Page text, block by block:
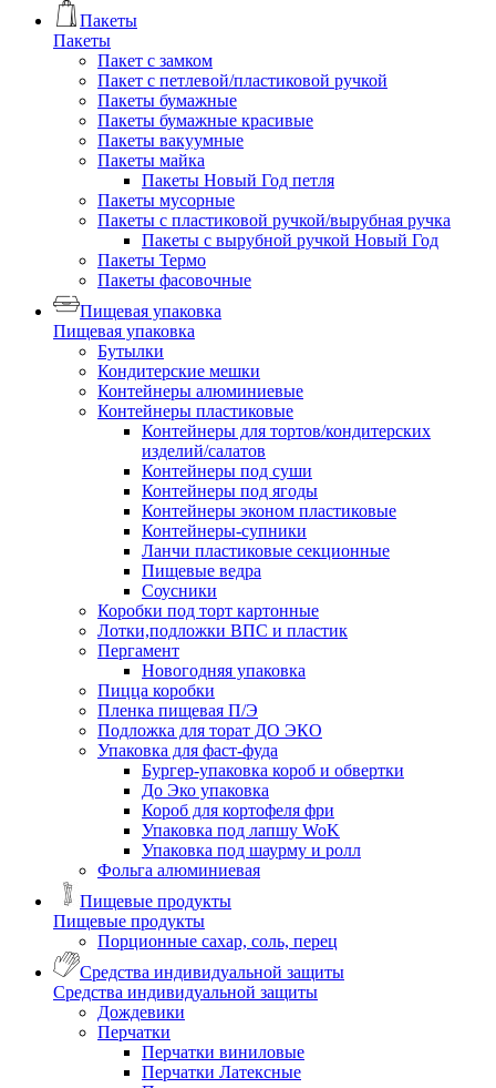
Пакеты
Пакеты
Пакет с замком
Пакет с петлевой/пластиковой ручкой
Пакеты бумажные
Пакеты бумажные красивые
Пакеты вакуумные
Пакеты майка
Пакеты Новый Год петля
Пакеты мусорные
Пакеты с пластиковой ручкой/вырубная ручка
Пакеты с вырубной ручкой Новый Год
Пакеты Термо
Пакеты фасовочные
Пищевая упаковка
Пищевая упаковка
Бутылки
Кондитерские мешки
Контейнеры алюминиевые
Контейнеры пластиковые
Контейнеры для тортов/кондитерских
изделий/салатов
Контейнеры под суши
Контейнеры под ягоды
Контейнеры эконом пластиковые
Контейнеры-супники
Ланчи пластиковые секционные
Пищевые ведра
Соусники
Коробки под торт картонные
Лотки,подложки ВПС и пластик
Пергамент
Новогодняя упаковка
Пицца коробки
Пленка пищевая П/Э
Подложка для торат ДО ЭКО
Упаковка для фаст-фуда
Бургер-упаковка короб и обвертки
До Эко упаковка
Короб для кортофеля фри
Упаковка под лапшу WoK
Упаковка под шаурму и ролл
Фольга алюминиевая
Пищевые продукты
Пищевые продукты
Порционные сахар, соль, перец
Средства индивидуальной защиты
Средства индивидуальной защиты
Дождевики
Перчатки
Перчатки виниловые
Перчатки Латексные